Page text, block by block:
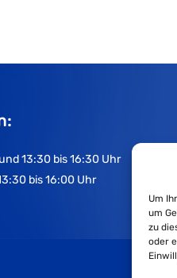
Um
um
zu
oder
13:30 bis 16:30 Uhr
bis 16:00 Uhr